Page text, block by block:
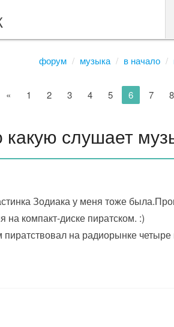
форум музыка в начало
« 1 2 3 4 5 6 7 8
какую слушает
Зодиака у меня тоже
на компакт-диске пиратском. :)
на радиорынке четыре